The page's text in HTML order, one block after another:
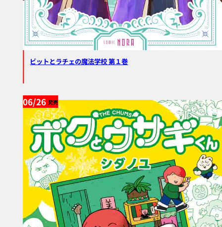
ビットとラチェの魔法学校 第１巻
06/26